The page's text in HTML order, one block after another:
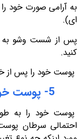
صورت خود را با
وشو به طور
را پس از خشک
را به طور منظم
سرطان پوست